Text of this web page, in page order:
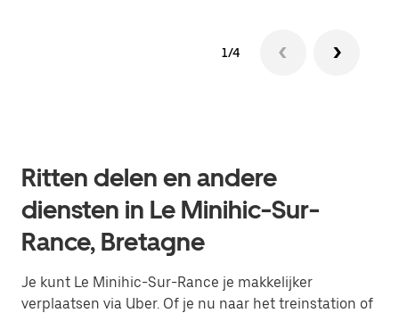
1/4
Ritten delen en andere
diensten in Le Minihic-Sur-
Rance, Bretagne
Je kunt Le Minihic-Sur-Rance je makkelijker
verplaatsen via Uber. Of je nu naar het treinstation of